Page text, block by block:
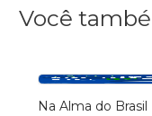
Você
Na Alma do Brasil